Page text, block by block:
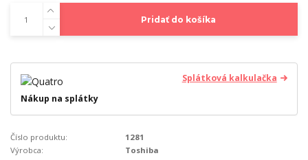
Pridať do košíka
Splátková kalkulačka
Nákup na splátky
Číslo produktu:
1281
Výrobca:
Toshiba